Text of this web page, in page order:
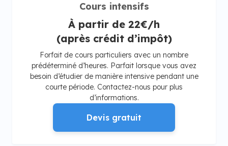
Cours intensifs
À partir de 22€/h
(après crédit d’impôt)
Forfait de cours particuliers avec un nombre
prédéterminé d’heures. Parfait lorsque vous avez
besoin d’étudier de manière intensive pendant une
courte période. Contactez-nous pour plus
d’informations.
Devis gratuit